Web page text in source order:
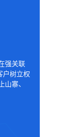
强关联
户树立权
寨、